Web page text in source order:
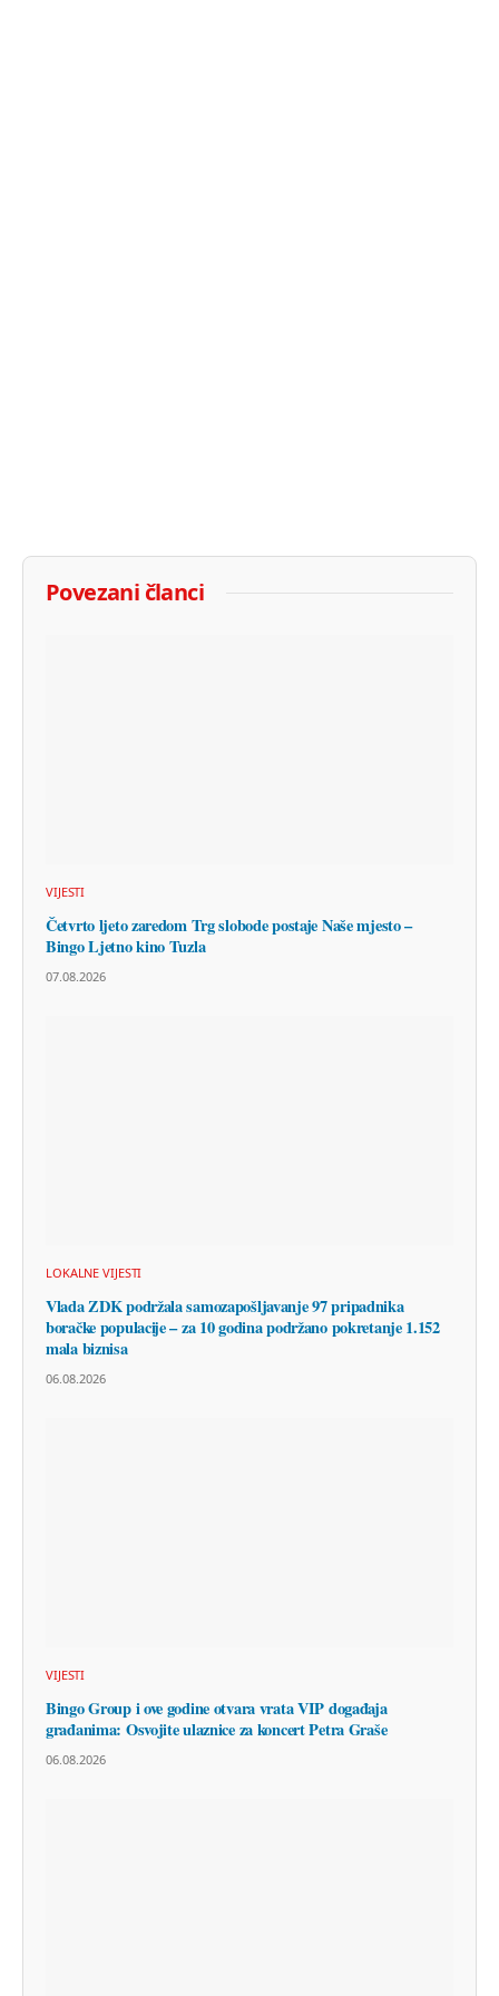
Povezani članci
VIJESTI
Četvrto ljeto zaredom Trg slobode postaje Naše mjesto –
Bingo Ljetno kino Tuzla
07.08.2026
LOKALNE VIJESTI
Vlada ZDK podržala samozapošljavanje 97 pripadnika
boračke populacije – za 10 godina podržano pokretanje 1.152
mala biznisa
06.08.2026
VIJESTI
Bingo Group i ove godine otvara vrata VIP događaja
građanima: Osvojite ulaznice za koncert Petra Graše
06.08.2026